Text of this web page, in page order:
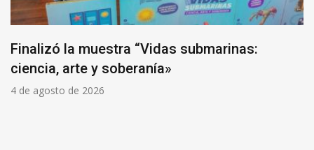
Finalizó la muestra “Vidas submarinas:
ciencia, arte y soberanía»
4 de agosto de 2026